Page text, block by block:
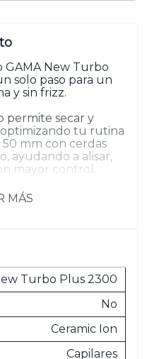
New Turbo
solo paso para un
y sin frizz.
permite secar y
tu rutina
mm con cerdas
ayudando a alisar,
mayor control.
sentidos
de 1100W, el
Ion, que
uniforme,
y aportando mayor
2 velocidades y
para fijar el
MÁS
Turbo Plus 2300
No
Ceramic Ion
Capilares